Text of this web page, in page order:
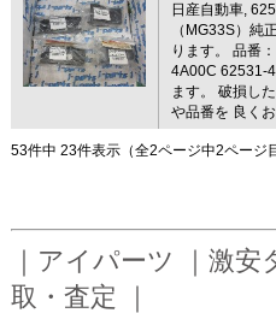
日産自動車,
（MG33S）
ります。 品番
4A00C 62531-
ます。 破損し
や品番を 良く
53件中 23件表示（全2ページ中2ページ
｜ アイパーツ ｜ 激安
取・査定 ｜